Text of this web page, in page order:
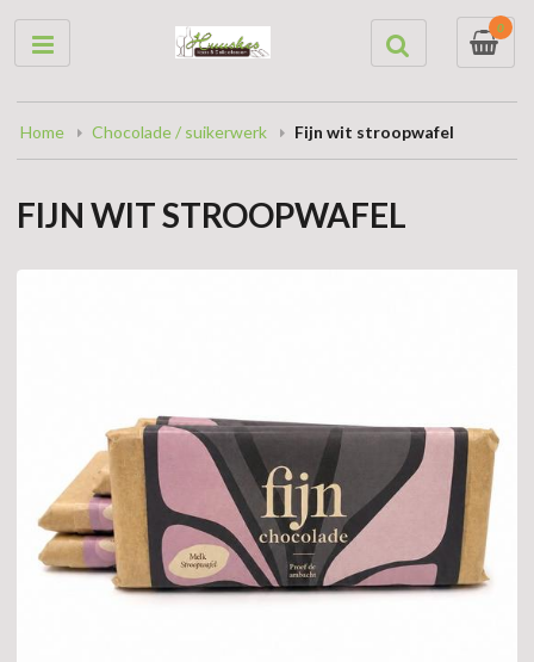
0
Home Chocolade / suikerwerk Fijn wit stroopwafel
FIJN WIT STROOPWAFEL